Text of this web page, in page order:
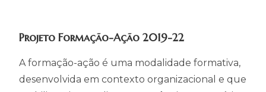
Projeto Formação-Ação 2019-22
A formação-ação é uma modalidade formativa,
desenvolvida em contexto organizacional e que